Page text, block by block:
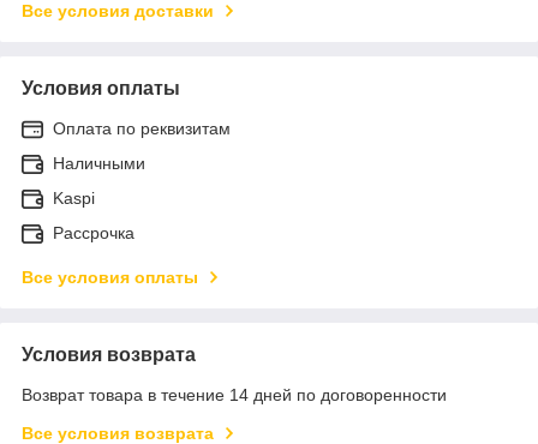
Все условия доставки
Условия оплаты
Оплата по реквизитам
Наличными
Kaspi
Рассрочка
Все условия оплаты
Условия возврата
Возврат товара в течение 14 дней по договоренности
Все условия возврата